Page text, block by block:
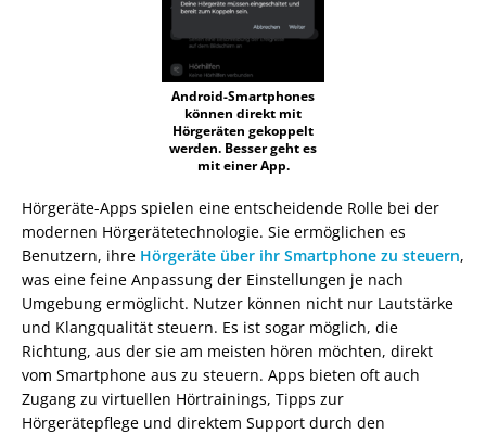
Android-Smartphones
können direkt mit
Hörgeräten gekoppelt
werden. Besser geht es
mit einer App.
Hörgeräte-Apps spielen eine entscheidende Rolle bei der
modernen Hörgerätetechnologie. Sie ermöglichen es
Benutzern, ihre Hörgeräte über ihr Smartphone zu steuern,
was eine feine Anpassung der Einstellungen je nach
Umgebung ermöglicht. Nutzer können nicht nur Lautstärke
und Klangqualität steuern. Es ist sogar möglich, die
Richtung, aus der sie am meisten hören möchten, direkt
vom Smartphone aus zu steuern. Apps bieten oft auch
Zugang zu virtuellen Hörtrainings, Tipps zur
Hörgerätepflege und direktem Support durch den